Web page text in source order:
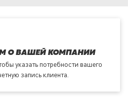
О ВАШЕЙ КОМПАНИИ
указать потребности вашего
запись клиента.